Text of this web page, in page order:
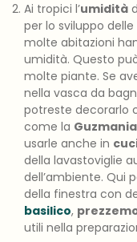
Ai tropici l’umidità
per lo sviluppo
molte abitazioni
umidità. Questo
molte piante. Se
nella vasca da
potreste decorarlo
come la Guzmania
usarle anche in
della lavastoviglie
dell’ambiente. Qui
della finestra con
basilico,
utili nella